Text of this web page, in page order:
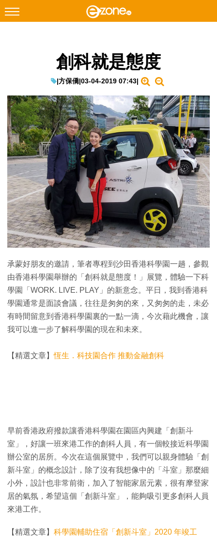
Instagram
網絡生活
遊戲動漫
教學評測
EduTech
IT Times
生成式AI與雲端應用
Enterprise Digital Transformation
特集
創科就是態度
|方保僑|03-04-2019 07:43|
承蒙好朋友的邀請，筆者專程到沙田香港科學園一趟，參觀
由香港科學園舉辦的「創科就是態度！」展覽，體驗一下科
學園「WORK. LIVE. PLAY」的新意念。平日，我到香港科
學園通常是面談會議，往往是匆匆的來，又匆匆的走，未必
有時間留意到香港科學園裏的一點一滴，今次藉此機會，讓
我可以進一步了解科學園的現在和未來。
【精選文章】恆生．科技園合作 推動金融創科
早前香港政府撥款讓香港科學園在園區內興建「創新斗
室」，好讓一班來港工作的創科人員，有一個較接近科學園
辦公室的居所。今次在這個展覽中，我們可以親身體驗「創
新斗室」的概念設計，除了沒有我想像中的「斗室」那麼細
小外，設計也非常前衛，加入了智能家居元素，很有摩登家
居的氣氛，希望這個「創新斗室」，能夠吸引更多創科人員
來港工作。
【精選文章】 科學園輔助住宿「創新斗室」2020 年竣工